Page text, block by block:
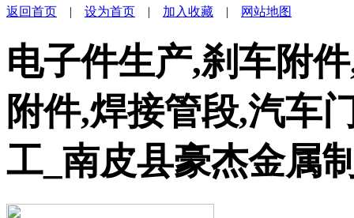
返回首页 | 设为首页 | 加入收藏 | 网站地图
电子件生产,刹车附
附件,焊接管段,汽车
工_南皮县豪杰金属